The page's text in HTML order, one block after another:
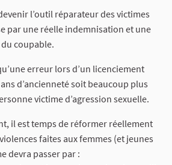
l’outil réparateur des victimes
par une réelle indemnisation et une
coupable.
erreur lors d’un licenciement
d’ancienneté soit beaucoup plus
victime d’agression sexuelle.
il est temps de réformer réellement
faites aux femmes (et jeunes
devra passer par :